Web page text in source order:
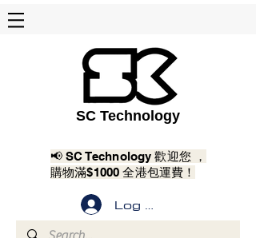
SC Technology
📢 SC Technology 歡迎您 ，
購物滿$1000 全港包運費！
Log In